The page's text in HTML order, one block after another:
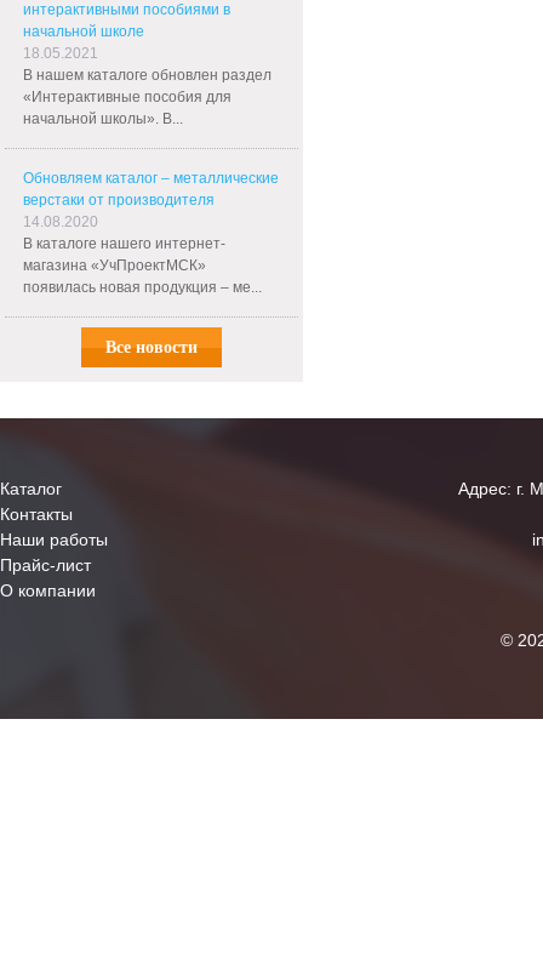
интерактивными пособиями в
начальной школе
18.05.2021
В нашем каталоге обновлен раздел
«Интерактивные пособия для
начальной школы». В...
Обновляем каталог – металлические
верстаки от производителя
14.08.2020
В каталоге нашего интернет-
магазина «УчПроектМСК»
появилась новая продукция – ме...
Все новости
Каталог
Контакты
Наши работы
Прайс-лист
О компании
Адрес: г.
©